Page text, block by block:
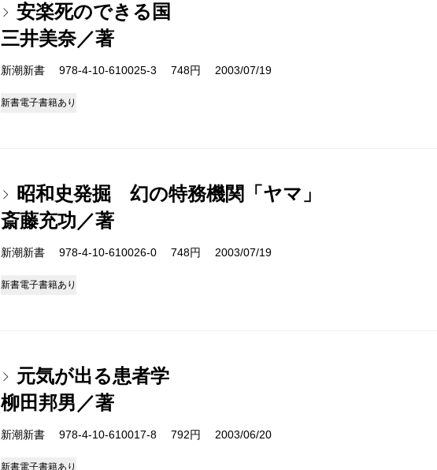
安楽死のできる国
三井美奈／著
新潮新書 978-4-10-610025-3 748円 2003/07/19
新書電子書籍あり
昭和史発掘 幻の特務機関「ヤマ」
斎藤充功／著
新潮新書 978-4-10-610026-0 748円 2003/07/19
新書電子書籍あり
元気が出る患者学
柳田邦男／著
新潮新書 978-4-10-610017-8 792円 2003/06/20
新書電子書籍あり